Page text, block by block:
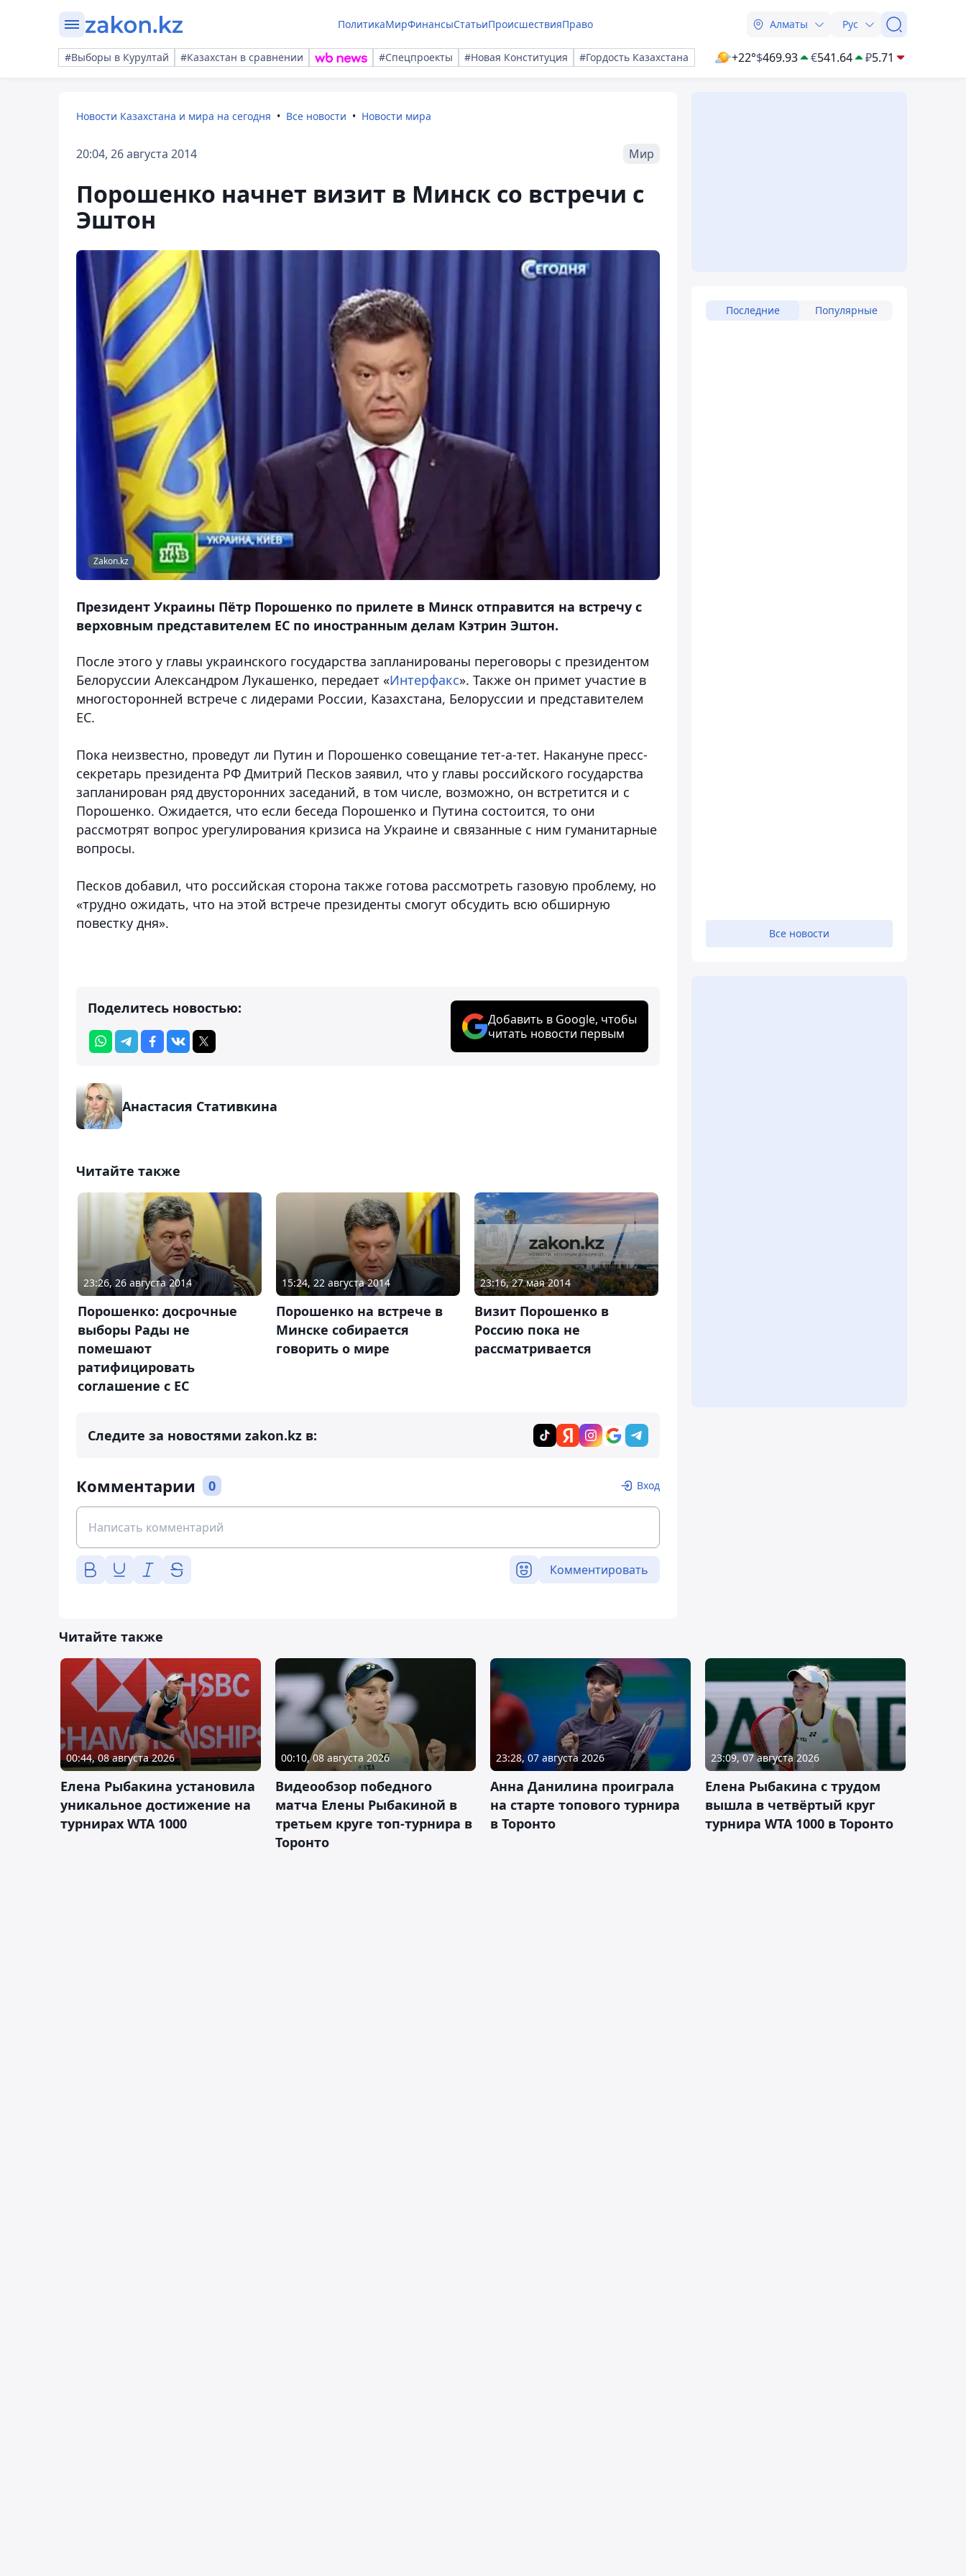
ПолитикаМирФинансыСтатьиПроисшествияПраво Алматы Рус
#Выборы в Курултай #Казахстан в сравнении #Спецпроекты #Новая Конституция #Гордость Казахстана +22°$469.93 €541.64 ₽5.71
Новости Казахстана и мира на сегодня Все новости Новости мира
20:04, 26 августа 2014 Мир
Порошенко начнет визит в Минск со встречи с
Эштон
Zakon.kz
Президент Украины Пётр Порошенко по прилете в Минск отправится на встречу с
верховным представителем ЕС по иностранным делам Кэтрин Эштон.
После этого у главы украинского государства запланированы переговоры с президентом
Белоруссии Александром Лукашенко, передает «Интерфакс». Также он примет участие в
многосторонней встрече с лидерами России, Казахстана, Белоруссии и представителем
ЕС.
Пока неизвестно, проведут ли Путин и Порошенко совещание тет-а-тет. Накануне пресс-
секретарь президента РФ Дмитрий Песков заявил, что у главы российского государства
запланирован ряд двусторонних заседаний, в том числе, возможно, он встретится и с
Порошенко. Ожидается, что если беседа Порошенко и Путина состоится, то они
рассмотрят вопрос урегулирования кризиса на Украине и связанные с ним гуманитарные
вопросы.
Песков добавил, что российская сторона также готова рассмотреть газовую проблему, но
«трудно ожидать, что на этой встрече президенты смогут обсудить всю обширную
повестку дня».
Поделитесь новостью:
Добавить в Google, чтобы
читать новости первым
Анастасия Стативкина
Читайте также
23:26, 26 августа 2014
Порошенко: досрочные
выборы Рады не
помешают
ратифицировать
соглашение с ЕС
15:24, 22 августа 2014
Порошенко на встрече в
Минске собирается
говорить о мире
23:16, 27 мая 2014
Визит Порошенко в
Россию пока не
рассматривается
Следите за новостями zakon.kz в:
Комментарии 0 Вход
Комментировать
Последние Популярные
Все новости
Читайте также
00:44, 08 августа 2026
Елена Рыбакина установила
уникальное достижение на
турнирах WTA 1000
00:10, 08 августа 2026
Видеообзор победного
матча Елены Рыбакиной в
третьем круге топ-турнира в
Торонто
23:28, 07 августа 2026
Анна Данилина проиграла
на старте топового турнира
в Торонто
23:09, 07 августа 2026
Елена Рыбакина с трудом
вышла в четвёртый круг
турнира WTA 1000 в Торонто